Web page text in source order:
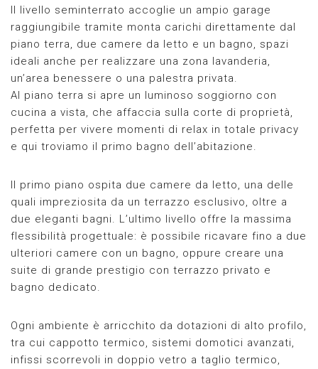
Il livello seminterrato accoglie un ampio garage
raggiungibile tramite monta carichi direttamente dal
piano terra, due camere da letto e un bagno, spazi
ideali anche per realizzare una zona lavanderia,
un’area benessere o una palestra privata.
Al piano terra si apre un luminoso soggiorno con
cucina a vista, che affaccia sulla corte di proprietà,
perfetta per vivere momenti di relax in totale privacy
e qui troviamo il primo bagno dell’abitazione.
Il primo piano ospita due camere da letto, una delle
quali impreziosita da un terrazzo esclusivo, oltre a
due eleganti bagni. L’ultimo livello offre la massima
flessibilità progettuale: è possibile ricavare fino a due
ulteriori camere con un bagno, oppure creare una
suite di grande prestigio con terrazzo privato e
bagno dedicato.
Ogni ambiente è arricchito da dotazioni di alto profilo,
tra cui cappotto termico, sistemi domotici avanzati,
infissi scorrevoli in doppio vetro a taglio termico,